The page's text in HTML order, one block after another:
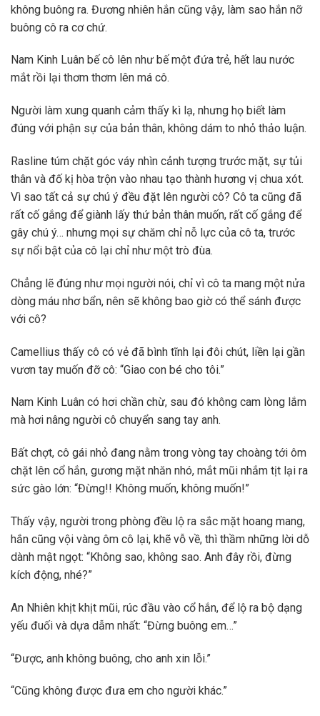
không buông ra. Đương nhiên hắn cũng vậy, làm sao hắn nỡ
buông cô ra cơ chứ.
Nam Kinh Luân bế cô lên như bế một đứa trẻ, hết lau nước
mắt rồi lại thơm thơm lên má cô.
Người làm xung quanh cảm thấy kì lạ, nhưng họ biết làm
đúng với phận sự của bản thân, không dám to nhỏ thảo luận.
Rasline túm chặt góc váy nhìn cảnh tượng trước mặt, sự tủi
thân và đố kị hòa trộn vào nhau tạo thành hương vị chua xót.
Vì sao tất cả sự chú ý đều đặt lên người cô? Cô ta cũng đã
rất cố gắng để giành lấy thứ bản thân muốn, rất cố gắng để
gây chú ý… nhưng mọi sự chăm chỉ nỗ lực của cô ta, trước
sự nổi bật của cô lại chỉ như một trò đùa.
Chẳng lẽ đúng như mọi người nói, chỉ vì cô ta mang một nửa
dòng máu nhơ bẩn, nên sẽ không bao giờ có thể sánh được
với cô?
Camellius thấy cô có vẻ đã bình tĩnh lại đôi chút, liền lại gần
vươn tay muốn đỡ cô: “Giao con bé cho tôi.”
Nam Kinh Luân có hơi chần chừ, sau đó không cam lòng lắm
mà hơi nâng người cô chuyển sang tay anh.
Bất chợt, cô gái nhỏ đang nằm trong vòng tay choàng tới ôm
chặt lên cổ hắn, gương mặt nhăn nhó, mắt mũi nhắm tịt lại ra
sức gào lớn: “Đừng!! Không muốn, không muốn!”
Thấy vậy, người trong phòng đều lộ ra sắc mặt hoang mang,
hắn cũng vội vàng ôm cô lại, khẽ vỗ về, thì thầm những lời dỗ
dành mật ngọt: “Không sao, không sao. Anh đây rồi, đừng
kích động, nhé?”
An Nhiên khịt khịt mũi, rúc đầu vào cổ hắn, để lộ ra bộ dạng
yếu đuối và dựa dẫm nhất: “Đừng buông em…”
“Được, anh không buông, cho anh xin lỗi.”
“Cũng không được đưa em cho người khác.”